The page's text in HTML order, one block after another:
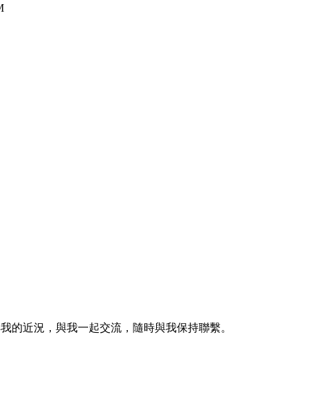
的近況，與我一起交流，隨時與我保持聯繫。